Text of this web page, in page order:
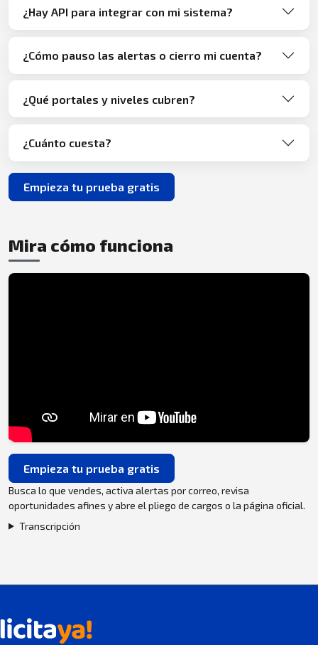
¿Hay API para integrar con mi sistema?
¿Cómo pauso las alertas o cierro mi cuenta?
¿Qué portales y niveles cubren?
¿Cuánto cuesta?
Empieza tu prueba gratis
Mira cómo funciona
Empieza tu prueba gratis
Busca lo que vendes, activa alertas por correo, revisa
oportunidades afines y abre el pliego de cargos o la página oficial.
Transcripción